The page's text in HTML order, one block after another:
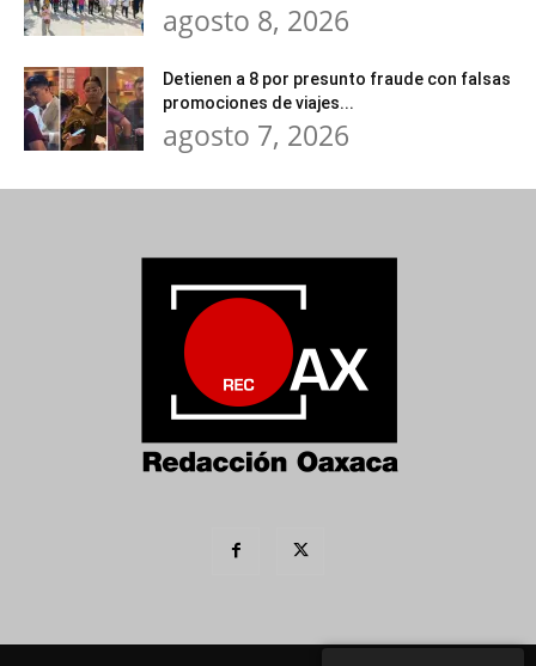
agosto 8, 2026
Detienen a 8 por presunto fraude con falsas
promociones de viajes...
agosto 7, 2026